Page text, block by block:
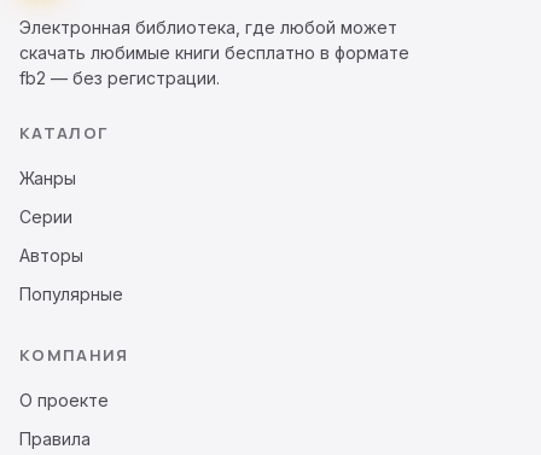
Электронная библиотека, где любой может
скачать любимые книги бесплатно в формате
fb2 — без регистрации.
КАТАЛОГ
Жанры
Серии
Авторы
Популярные
КОМПАНИЯ
О проекте
Правила